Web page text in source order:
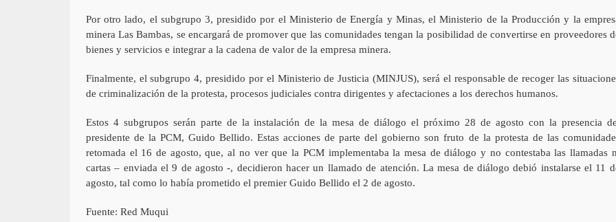
Por otro lado, el subgrupo 3, presidido por el Ministerio de Energía y Minas, el Ministerio de la Producción y la
minera Las Bambas, se encargará de promover que las comunidades tengan la posibilidad de convertirse en proveedores
bienes y servicios e integrar a la cadena de valor de la empresa minera.
Finalmente, el subgrupo 4, presidido por el Ministerio de Justicia (MINJUS), será el responsable de recoger las
de criminalización de la protesta, procesos judiciales contra dirigentes y afectaciones a los derechos humanos.
Estos 4 subgrupos serán parte de la instalación de la mesa de diálogo el próximo 28 de agosto con la presencia
presidente de la PCM, Guido Bellido. Estas acciones de parte del gobierno son fruto de la protesta de las
retomada el 16 de agosto, que, al no ver que la PCM implementaba la mesa de diálogo y no contestaba las llamadas
cartas – enviada el 9 de agosto -, decidieron hacer un llamado de atención. La mesa de diálogo debió instalarse el 11
agosto, tal como lo había prometido el premier Guido Bellido el 2 de agosto.
Fuente: Red Muqui